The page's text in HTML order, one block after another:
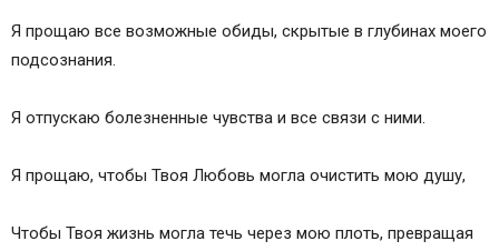
Я прощаю все возможные обиды, скрытые в глубинах моего
подсознания.
Я отпускаю болезненные чувства и все связи с ними.
Я прощаю, чтобы Твоя Любовь могла очистить мою душу,
Чтобы Твоя жизнь могла течь через мою плоть, превращая